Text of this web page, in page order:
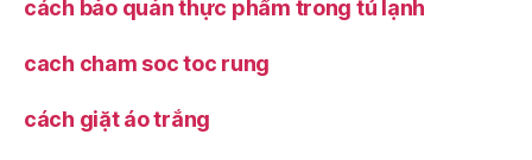
cách bảo quản thực phẩm trong tủ lạnh
cach cham soc toc rung
cách giặt áo trắng